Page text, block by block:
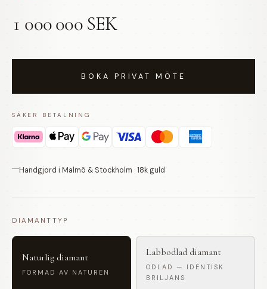
1 000 000 SEK
BOKA PRIVAT MÖTE
SÄKER BETALNING
Handgjord i Malmö & Stockholm · 18k guld
DIAMANTTYP
Naturlig diamant
FORMAD AV NATUREN
Labbodlad diamant
ODLAD — IDENTISK
BRILJANS